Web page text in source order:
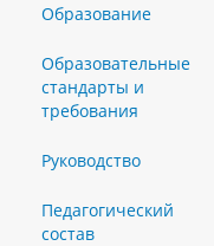
Образование
Образовательные
стандарты и
требования
Руководство
Педагогический
состав